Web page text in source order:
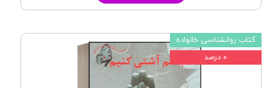
کتاب روانشناسی خانواده
۰ درصد